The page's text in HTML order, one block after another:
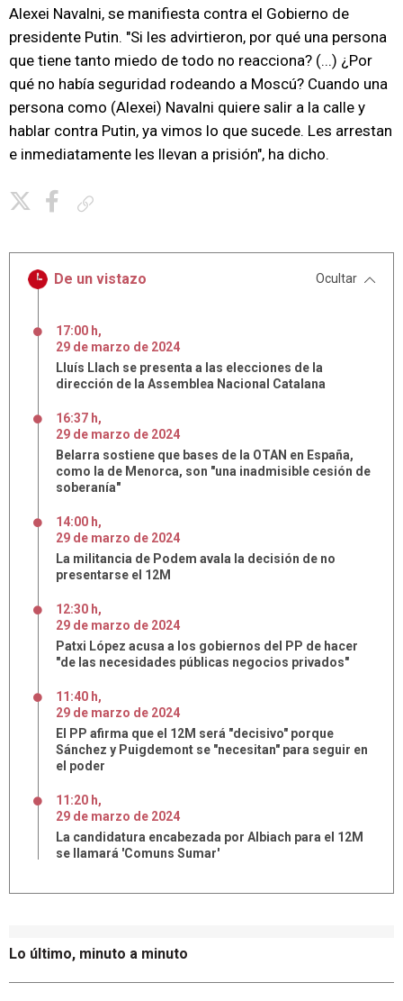
Alexei Navalni, se manifiesta contra el Gobierno de
presidente Putin. "Si les advirtieron, por qué una persona
que tiene tanto miedo de todo no reacciona? (...) ¿Por
qué no había seguridad rodeando a Moscú? Cuando una
persona como (Alexei) Navalni quiere salir a la calle y
hablar contra Putin, ya vimos lo que sucede. Les arrestan
e inmediatamente les llevan a prisión", ha dicho.
Lo último, minuto a minuto
De un vistazo Ocultar
17:00 h,
29 de marzo de 2024
Lluís Llach se presenta a las elecciones de la
dirección de la Assemblea Nacional Catalana
16:37 h,
29 de marzo de 2024
Belarra sostiene que bases de la OTAN en España,
como la de Menorca, son "una inadmisible cesión de
soberanía"
14:00 h,
29 de marzo de 2024
La militancia de Podem avala la decisión de no
presentarse el 12M
12:30 h,
29 de marzo de 2024
Patxi López acusa a los gobiernos del PP de hacer
"de las necesidades públicas negocios privados"
11:40 h,
29 de marzo de 2024
El PP afirma que el 12M será "decisivo" porque
Sánchez y Puigdemont se "necesitan" para seguir en
el poder
11:20 h,
29 de marzo de 2024
La candidatura encabezada por Albiach para el 12M
se llamará 'Comuns Sumar'